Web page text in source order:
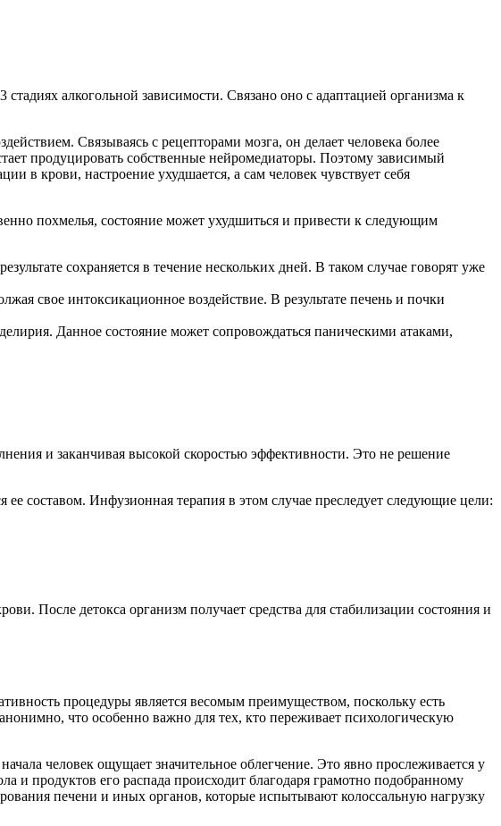
алкогольной зависимости. Связано оно с адаптацией организма к
Связываясь с рецепторами мозга, он делает человека более
продуцировать собственные нейромедиаторы. Поэтому зависимый
в крови, настроение ухудшается, а сам человек чувствует себя
похмелья, состояние может ухудшиться и привести к следующим
сохраняется в течение нескольких дней. В таком случае говорят уже
свое интоксикационное воздействие. В результате печень и почки
Данное состояние может сопровождаться паническими атаками,
и заканчивая высокой скоростью эффективности. Это не решение
ее составом. Инфузионная терапия в этом случае преследует следующие цели:
После детокса организм получает средства для стабилизации состояния и
процедуры является весомым преимуществом, поскольку есть
что особенно важно для тех, кто переживает психологическую
человек ощущает значительное облегчение. Это явно прослеживается у
и продуктов его распада происходит благодаря грамотно подобранному
печени и иных органов, которые испытывают колоссальную нагрузку